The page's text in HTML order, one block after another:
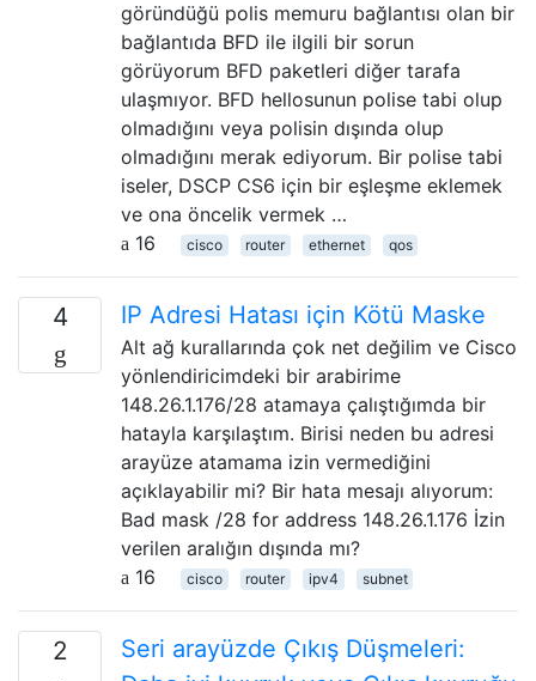
göründüğü polis memuru bağlantısı olan bir
bağlantıda BFD ile ilgili bir sorun
görüyorum BFD paketleri diğer tarafa
ulaşmıyor. BFD hellosunun polise tabi olup
olmadığını veya polisin dışında olup
olmadığını merak ediyorum. Bir polise tabi
iseler, DSCP CS6 için bir eşleşme eklemek
ve ona öncelik vermek …
16
cisco router ethernet qos
4 IP Adresi Hatası için Kötü Maske
Alt ağ kurallarında çok net değilim ve Cisco
yönlendiricimdeki bir arabirime
148.26.1.176/28 atamaya çalıştığımda bir
hatayla karşılaştım. Birisi neden bu adresi
arayüze atamama izin vermediğini
açıklayabilir mi? Bir hata mesajı alıyorum:
Bad mask /28 for address 148.26.1.176 İzin
verilen aralığın dışında mı?
16
cisco router ipv4 subnet
2
Seri arayüzde Çıkış Düşmeleri: